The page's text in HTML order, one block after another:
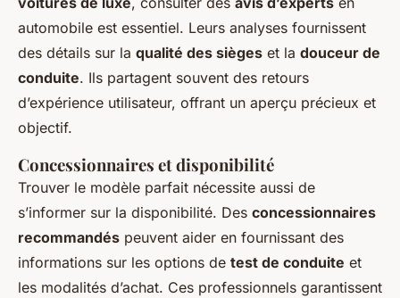
automobile est essentiel. Leurs analyses fournissent
des détails sur la qualité des sièges et la douceur de
conduite. Ils partagent souvent des retours
d’expérience utilisateur, offrant un aperçu précieux et
objectif.
Concessionnaires et disponibilité
Trouver le modèle parfait nécessite aussi de
s’informer sur la disponibilité. Des concessionnaires
recommandés peuvent aider en fournissant des
informations sur les options de test de conduite et
les modalités d’achat. Ces professionnels garantissent